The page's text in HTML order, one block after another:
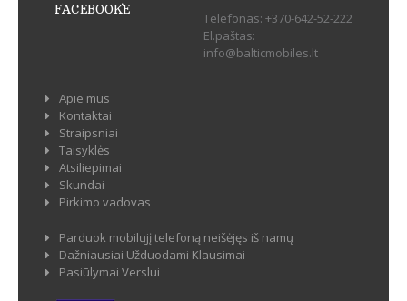
FACEBOOK`E
Telefonas: +370-642-52-222
El.paštas:
info@balticmobiles.lt
Apie mus
Kontaktai
Straipsniai
Taisyklės
Atsiliepimai
Skundai
Pirkimo vadovas
Parduok mobilųjį telefoną neišėjęs iš namų
Dažniausiai Užduodami Klausimai
Pasiūlymai Verslui